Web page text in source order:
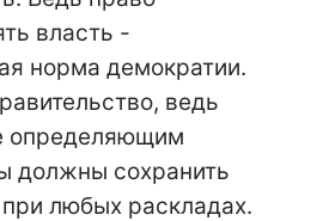
власть -
норма демократии.
ведь
определяющим
должны сохранить
любых раскладах.